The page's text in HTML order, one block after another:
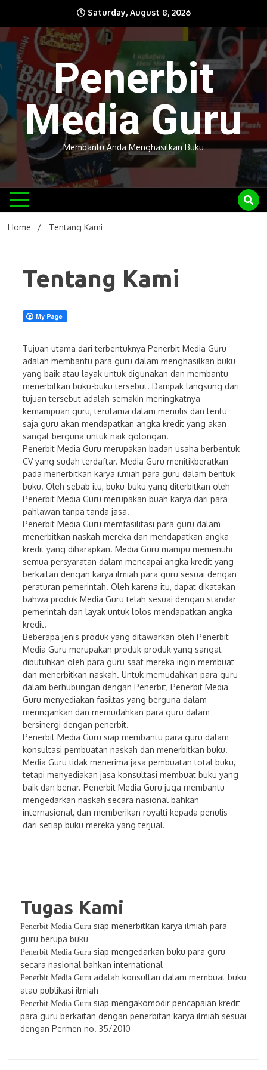
content
Saturday, August 8, 2026
Penerbit
Media Guru
Membantu Anda Menghasilkan Buku
Home Tentang Kami
Tentang Kami
Tujuan utama dari terbentuknya Penerbit Media Guru
adalah membantu para guru dalam menghasilkan buku
yang baik atau layak untuk digunakan dan membantu
menerbitkan buku-buku tersebut. Dampak langsung dari
tujuan tersebut adalah semakin meningkatnya
kemampuan guru, terutama dalam menulis dan tentu
saja guru akan mendapatkan angka kredit yang akan
sangat berguna untuk naik golongan.
Penerbit Media Guru merupakan badan usaha berbentuk
CV yang sudah terdaftar. Media Guru menitikberatkan
pada menerbitkan karya ilmiah para guru dalam bentuk
buku. Oleh sebab itu, buku-buku yang diterbitkan oleh
Penerbit Media Guru merupakan buah karya dari para
pahlawan tanpa tanda jasa.
Penerbit Media Guru memfasilitasi para guru dalam
menerbitkan naskah mereka dan mendapatkan angka
kredit yang diharapkan. Media Guru mampu memenuhi
semua persyaratan dalam mencapai angka kredit yang
berkaitan dengan karya ilmiah para guru sesuai dengan
peraturan pemerintah. Oleh karena itu, dapat dikatakan
bahwa produk Media Guru telah sesuai dengan standar
pemerintah dan layak untuk lolos mendapatkan angka
kredit.
Beberapa jenis produk yang ditawarkan oleh Penerbit
Media Guru merupakan produk-produk yang sangat
dibutuhkan oleh para guru saat mereka ingin membuat
dan menerbitkan naskah. Untuk memudahkan para guru
dalam berhubungan dengan Penerbit, Penerbit Media
Guru menyediakan fasiltas yang berguna dalam
meringankan dan memudahkan para guru dalam
bersinergi dengan penerbit.
Penerbit Media Guru siap membantu para guru dalam
konsultasi pembuatan naskah dan menerbitkan buku.
Media Guru tidak menerima jasa pembuatan total buku,
tetapi menyediakan jasa konsultasi membuat buku yang
baik dan benar. Penerbit Media Guru juga membantu
mengedarkan naskah secara nasional bahkan
internasional, dan memberikan royalti kepada penulis
dari setiap buku mereka yang terjual.
Tugas Kami
Penerbit Media Guru siap menerbitkan karya ilmiah para
guru berupa buku
Penerbit Media Guru siap mengedarkan buku para guru
secara nasional bahkan international
Penerbit Media Guru adalah konsultan dalam membuat buku
atau publikasi ilmiah
Penerbit Media Guru siap mengakomodir pencapaian kredit
para guru berkaitan dengan penerbitan karya ilmiah sesuai
dengan Permen no. 35/2010